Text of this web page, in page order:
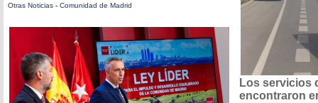
Otras Noticias - Comunidad de Madrid
Los servicios
encontraron